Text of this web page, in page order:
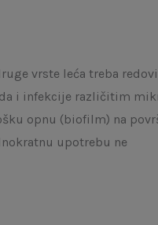
vrste leća treba
i infekcije različitim
opnu (biofilm) na
upotrebu ne